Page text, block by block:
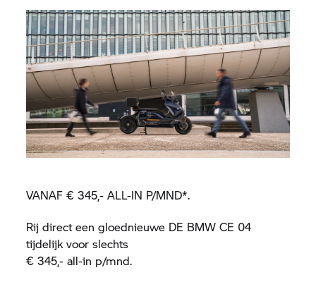
VANAF € 345,- ALL-IN P/MND*.
Rij direct een gloednieuwe DE BMW CE 04
tijdelijk voor slechts
€ 345,- all-in p/mnd.